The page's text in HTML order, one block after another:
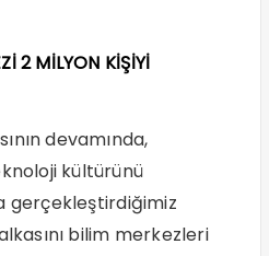
2 MİLYON KİŞİYİ
devamında,
kültürünü
gerçekleştirdiğimiz
bilim merkezleri